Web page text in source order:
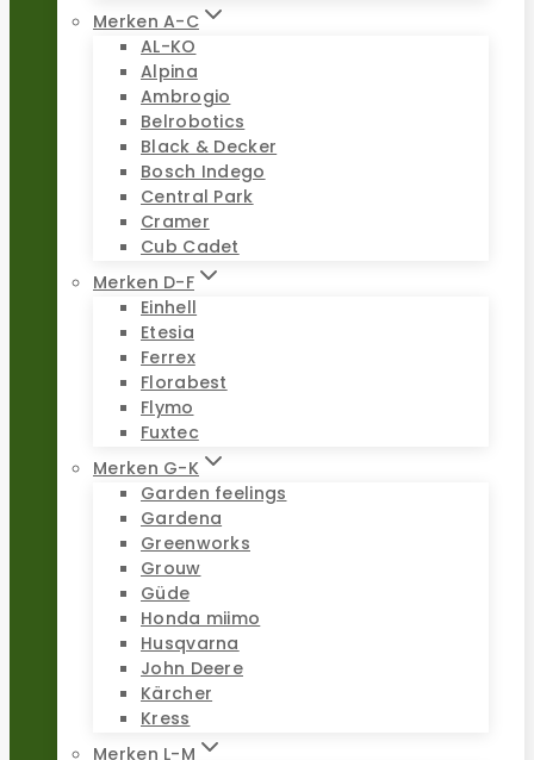
Merken A-C
AL-KO
Alpina
Ambrogio
Belrobotics
Black & Decker
Bosch Indego
Central Park
Cramer
Cub Cadet
Merken D-F
Einhell
Etesia
Ferrex
Florabest
Flymo
Fuxtec
Merken G-K
Garden feelings
Gardena
Greenworks
Grouw
Güde
Honda miimo
Husqvarna
John Deere
Kärcher
Kress
Merken L-M